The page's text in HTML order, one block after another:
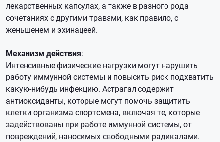
лекарственных капсулах, а также в разного рода
сочетаниях с другими травами, как правило, с
женьшенем и эхинацеей.
Механизм действия:
Интенсивные физические нагрузки могут нарушить
работу иммунной системы и повысить риск подхватить
какую-нибудь инфекцию. Астрагал содержит
антиоксиданты, которые могут помочь защитить
клетки организма спортсмена, включая те, которые
задействованы при работе иммунной системы, от
повреждений, наносимых свободными радикалами.